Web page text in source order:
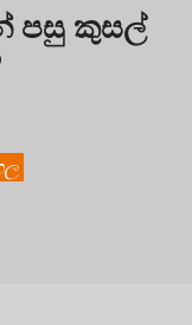
පසු කුසල්